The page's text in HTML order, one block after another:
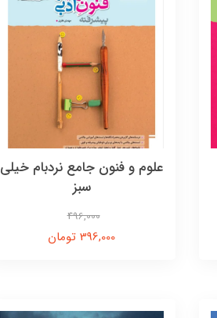
علوم و فنون جامع نردبام خیلی
سبز
496,000
396,000 تومان